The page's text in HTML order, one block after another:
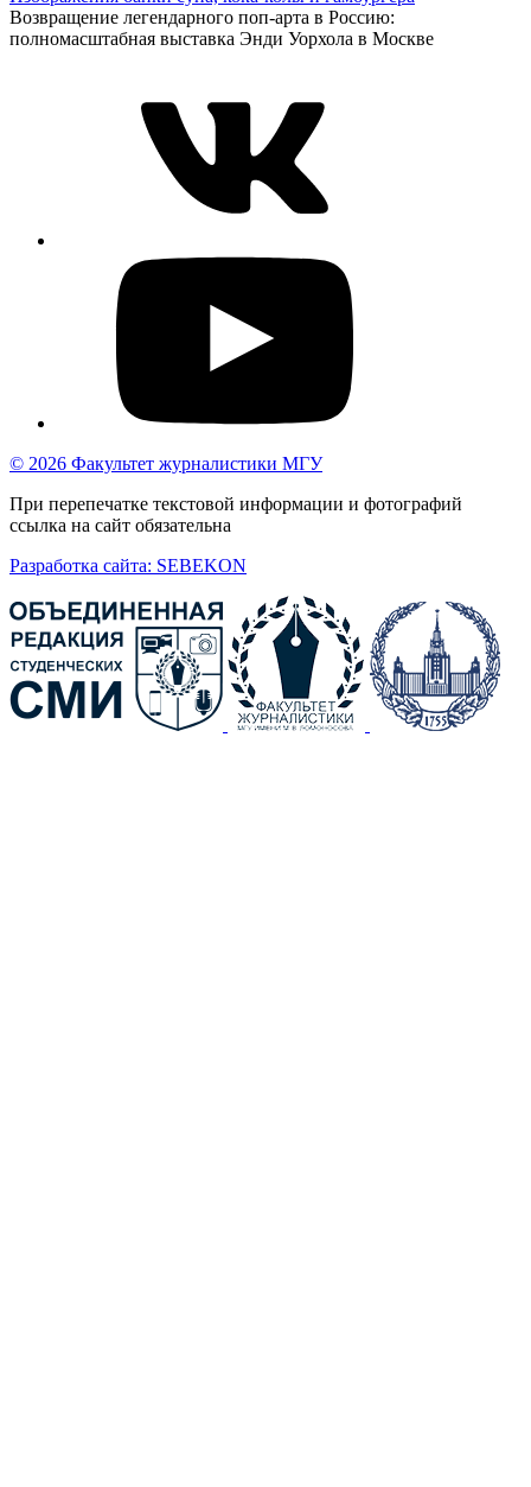
Возвращение легендарного поп-арта в Россию:
полномасштабная выставка Энди Уорхола в Москве
© 2026 Факультет журналистики МГУ
При перепечатке текстовой информации и фотографий
ссылка на сайт обязательна
Разработка сайта: SEBEKON